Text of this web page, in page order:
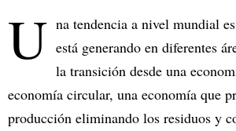
U na tendencia a nivel mundial
está generando en diferentes
la transición desde una
economía circular, una economía que
producción eliminando los residuos y